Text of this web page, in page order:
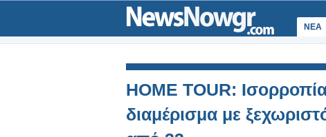
ΝΕΑ
HOME TOUR:
διαμέρισμα με